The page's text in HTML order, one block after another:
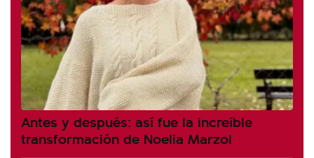
Antes y después: así fue la increíble
transformación de Noelia Marzol